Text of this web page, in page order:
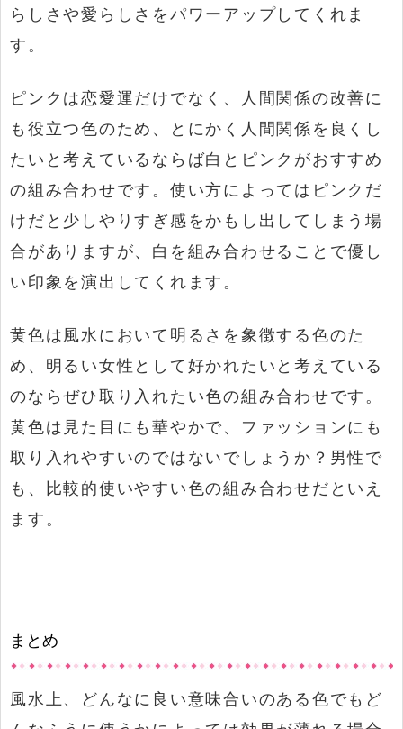
らしさや愛らしさをパワーアップしてくれま
す。
ピンクは恋愛運だけでなく、人間関係の改善に
も役立つ色のため、とにかく人間関係を良くし
たいと考えているならば白とピンクがおすすめ
の組み合わせです。使い方によってはピンクだ
けだと少しやりすぎ感をかもし出してしまう場
合がありますが、白を組み合わせることで優し
い印象を演出してくれます。
黄色は風水において明るさを象徴する色のた
め、明るい女性として好かれたいと考えている
のならぜひ取り入れたい色の組み合わせです。
黄色は見た目にも華やかで、ファッションにも
取り入れやすいのではないでしょうか？男性で
も、比較的使いやすい色の組み合わせだといえ
ます。
まとめ
風水上、どんなに良い意味合いのある色でもど